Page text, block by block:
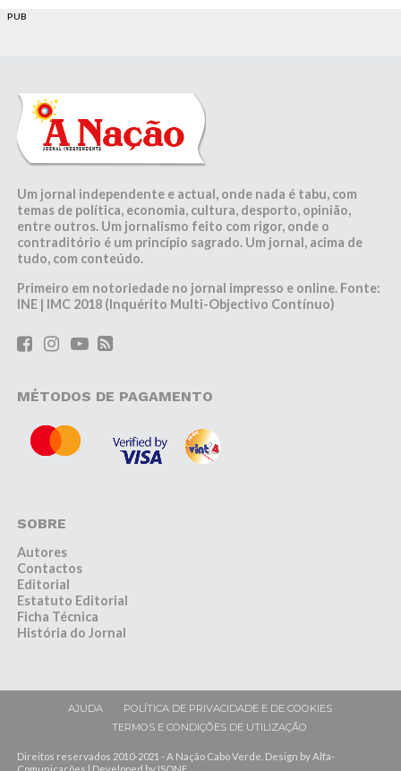
PUB
Um jornal independente e actual, onde nada é tabu, com
temas de política, economia, cultura, desporto, opinião,
entre outros. Um jornalismo feito com rigor, onde o
contraditório é um princípio sagrado. Um jornal, acima de
tudo, com conteúdo.
Primeiro em notoriedade no jornal impresso e online. Fonte:
INE | IMC 2018 (Inquérito Multi-Objectivo Contínuo)
MÉTODOS DE PAGAMENTO
SOBRE
Autores
Contactos
Editorial
Estatuto Editorial
Ficha Técnica
História do Jornal
AJUDA
POLÍTICA DE PRIVACIDADE E DE COOKIES
TERMOS E CONDIÇÕES DE UTILIZAÇÃO
Direitos reservados 2010-2021 - A Nação Cabo Verde. Design by Alfa-